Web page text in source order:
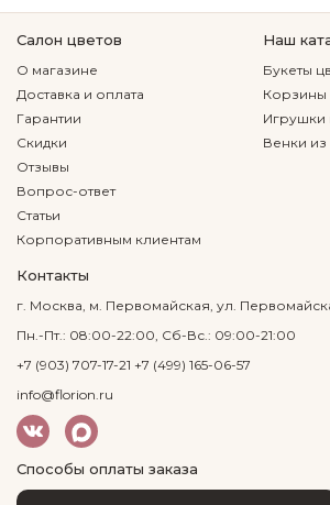
Салон цветов
О магазине
Доставка и оплата
Гарантии
Скидки
Отзывы
Вопрос-ответ
Статьи
Корпоративным клиентам
Наш
Букеты
Корзины
Игрушки
Венки из
Контакты
г. Москва, м. Первомайская, ул.
Пн.-Пт.: 08:00-22:00, Сб-Вс.: 09:00-21:00
+7 (903) 707-17-21 +7 (499) 165-06-57
info@florion.ru
Способы оплаты заказа